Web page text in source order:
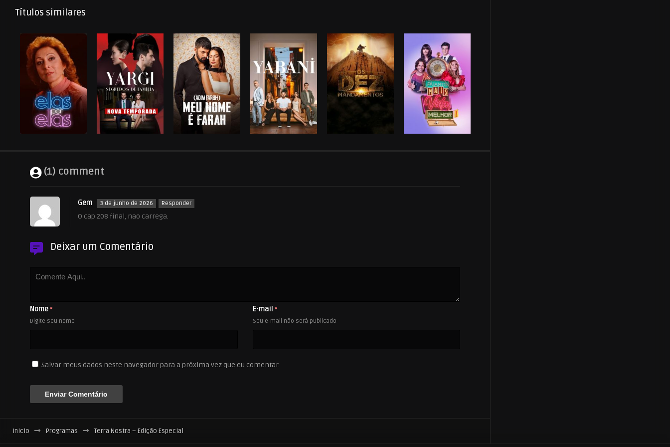
Títulos similares
(1) comment
Gem 3 de junho de 2026 Responder
O cap 208 final, nao carrega.
Deixar um Comentário
Nome*
Digite seu nome
E-mail *
Seu e-mail não será publicado
Salvar meus dados neste navegador para a próxima vez que eu comentar.
Inicio Programas Terra Nostra – Edição Especial